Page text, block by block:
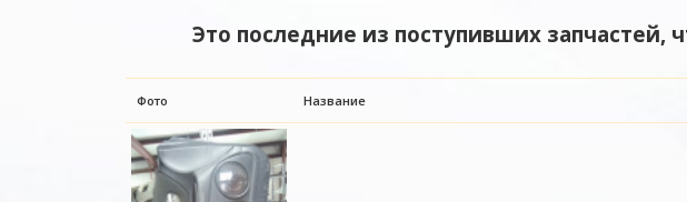
Это последние из поступивших запчастей,
Фото Название